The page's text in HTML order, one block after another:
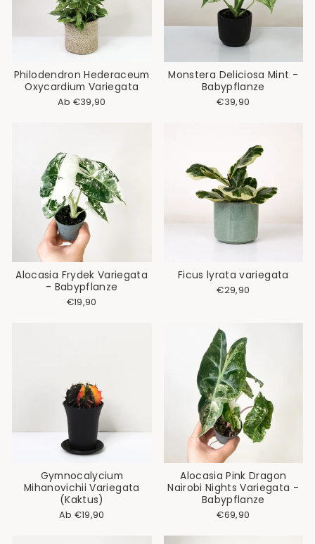
Philodendron Hederaceum
Oxycardium Variegata
Ab €39,90
Monstera Deliciosa Mint -
Babypflanze
€39,90
Alocasia Frydek Variegata
- Babypflanze
€19,90
Ficus lyrata variegata
€29,90
Gymnocalycium
Mihanovichii Variegata
(Kaktus)
Ab €19,90
Alocasia Pink Dragon
Nairobi Nights Variegata -
Babypflanze
€69,90